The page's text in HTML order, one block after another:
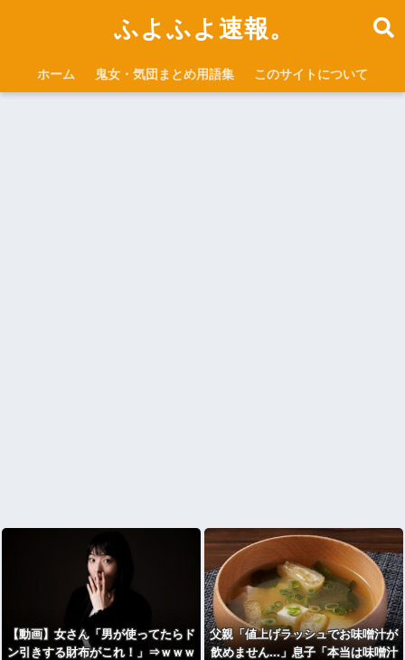
ふよふよ速報。
ホーム 鬼女・気団まとめ用語集 このサイトについて
【動画】女さん「男が使ってたらド
ン引きする財布がこれ！」⇒ｗｗｗ
父親「値上げラッシュでお味噌汁が
飲めません...」息子「本当は味噌汁